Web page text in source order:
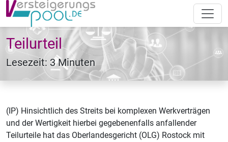
Teilurteil
Lesezeit: 3 Minuten
(IP) Hinsichtlich des Streits bei komplexen Werkverträgen
und der Wertigkeit hierbei gegebenenfalls anfallender
Teilurteile hat das Oberlandesgericht (OLG) Rostock mit